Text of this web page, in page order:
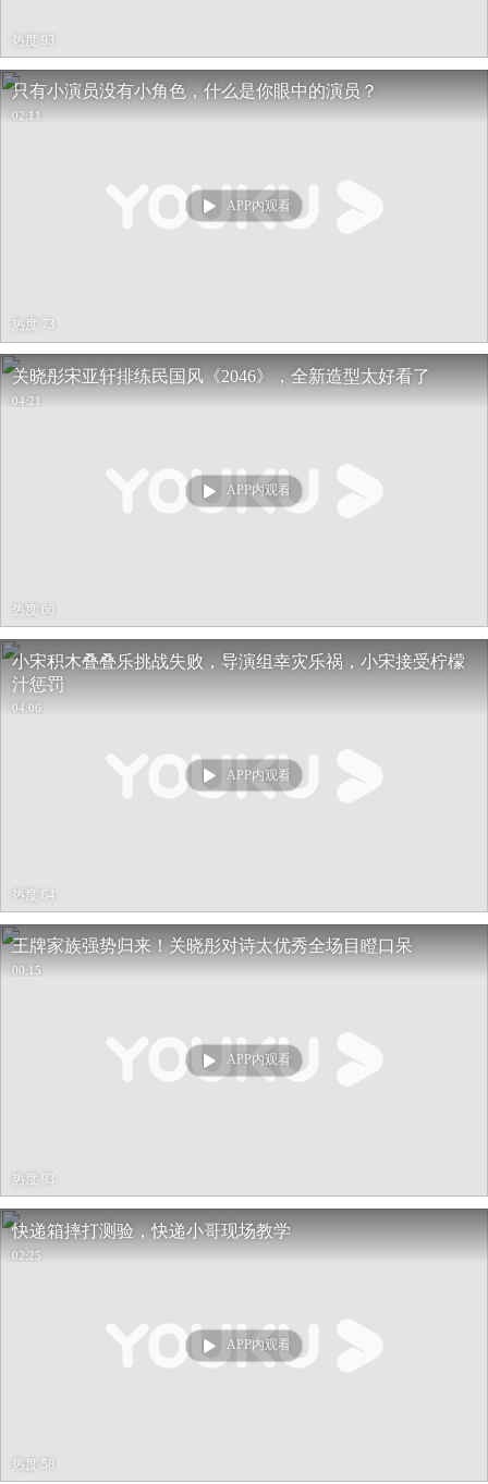
热度 93
只有小演员没有小角色，什么是你眼中的演员？
02:11
APP内观看
热度 73
关晓彤宋亚轩排练民国风《2046》，全新造型太好看了
04:21
APP内观看
热度 66
小宋积木叠叠乐挑战失败，导演组幸灾乐祸，小宋接受柠檬
汁惩罚
04:06
APP内观看
热度 64
王牌家族强势归来！关晓彤对诗太优秀全场目瞪口呆
00:15
APP内观看
热度 93
快递箱摔打测验，快递小哥现场教学
02:25
APP内观看
热度 58